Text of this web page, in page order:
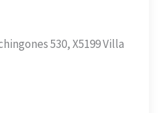
530, X5199 Villa